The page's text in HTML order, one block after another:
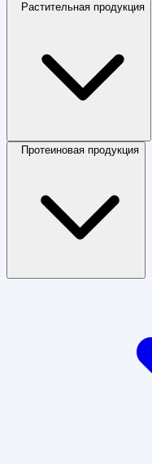
Растительная продукция
Протеиновая продукция